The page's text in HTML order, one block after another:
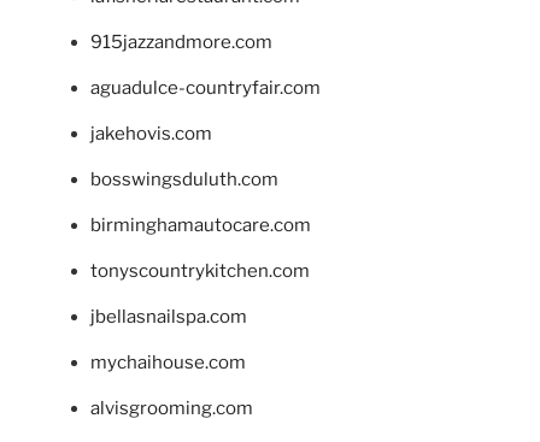
915jazzandmore.com
aguadulce-countryfair.com
jakehovis.com
bosswingsduluth.com
birminghamautocare.com
tonyscountrykitchen.com
jbellasnailspa.com
mychaihouse.com
alvisgrooming.com